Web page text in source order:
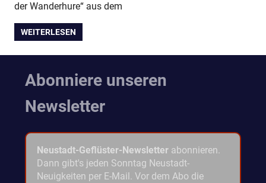
der Wanderhure“ aus dem
WEITERLESEN
Abonniere unseren
Newsletter
Neustadt-Geflüster-Newsletter abonnieren.
Dann gibt's jeden Sonntag Neustadt-
Neuigkeiten per E-Mail. Vor dem Abo die